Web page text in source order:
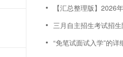
【汇总整理版】2026年上海三月自主招
三月自主招生考试招
“免笔试面试入学”的详